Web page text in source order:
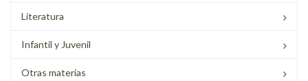
Literatura
Infantil y Juvenil
Otras materias